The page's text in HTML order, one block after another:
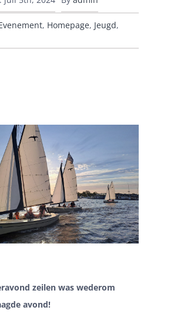
, Homepage, Jeugd,
zeilen was wederom
avond!